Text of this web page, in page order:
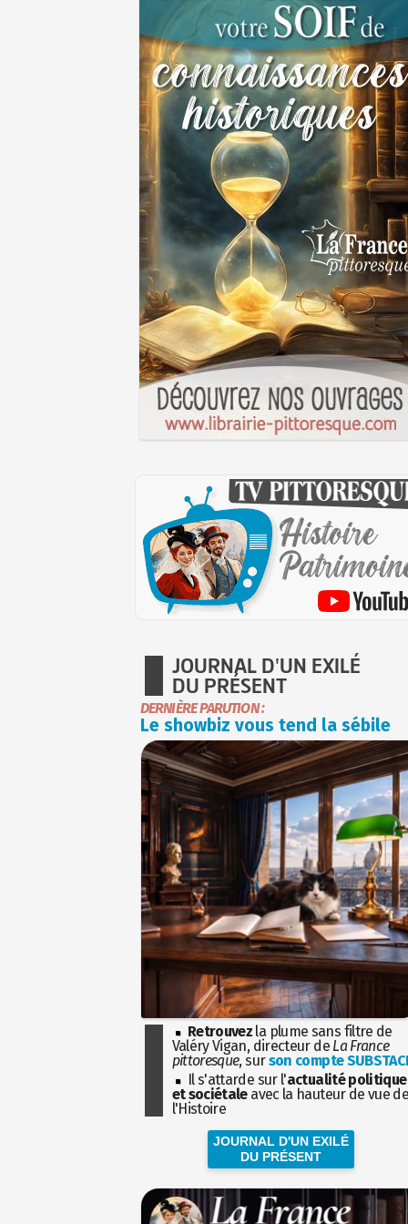
JOURNAL D'UN EXILÉ
DU PRÉSENT
DERNIÈRE PARUTION :
Le showbiz vous tend la sébile
Retrouvez la plume sans filtre de
Valéry Vigan, directeur de La France
pittoresque, surson compte
Il s'attarde sur l'actualité politique
et sociétaleavec la hauteur de vue
l'Histoire
JOURNAL D'UN EXILÉ
DU PRÉSENT